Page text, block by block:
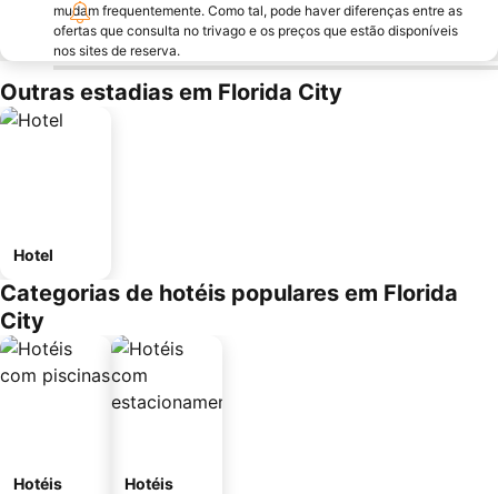
mudam frequentemente. Como tal, pode haver diferenças entre as
ofertas que consulta no trivago e os preços que estão disponíveis
nos sites de reserva.
Outras estadias em Florida City
Hotel
Categorias de hotéis populares em Florida
City
Hotéis
Hotéis